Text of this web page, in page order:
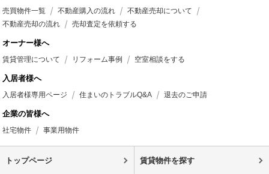
売買物件一覧 不動産購入の流れ
不動産売却について
不動産売却の流れ
売却査定を依頼する
オーナー様へ
賃貸管理について リフォーム事例 空室相談をする
入居者様へ
入居者様専用ページ 住まいのトラブルQ&A 退去のご申請
企業の皆様へ
社宅物件 事業用物件
トップページ 賃貸物件を探す